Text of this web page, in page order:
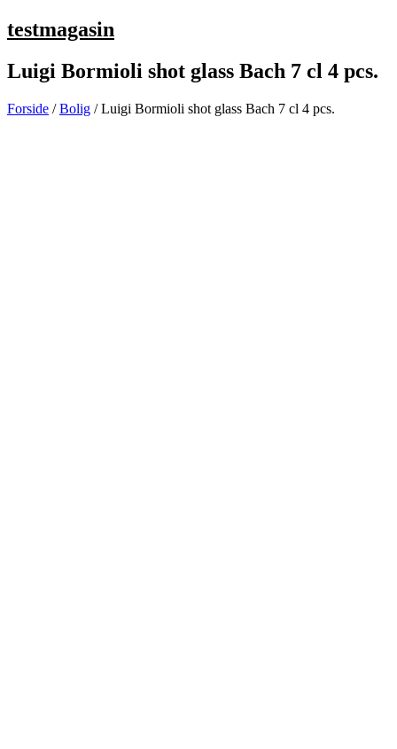
testmagasin
Luigi Bormioli shot glass Bach 7 cl 4 pcs.
Forside /Bolig / Luigi Bormioli shot glass Bach 7 cl 4 pcs.